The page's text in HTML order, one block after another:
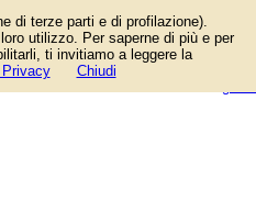
e dei fornitori di servizi e prodotti.
Offerte speciali e notizie di
di terze parti e di profilazione).
utilizzo. Per saperne di più e per
ti invitiamo a leggere la
Privacy Chiudi